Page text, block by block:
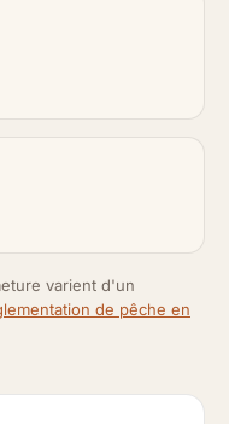
varient d'un
de pêche en